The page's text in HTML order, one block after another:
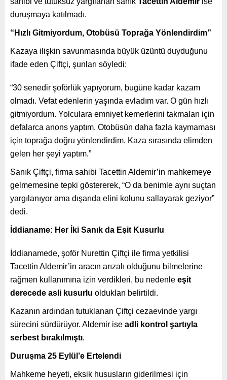
duruşmaya katılmadı.
“Hızlı Gitmiyordum, Otobüsü Toprağa Yönlendirdim”
Kazaya ilişkin savunmasında büyük üzüntü duyduğunu
ifade eden Çiftçi, şunları söyledi:
“30 senedir şoförlük yapıyorum, bugüne kadar kazam
olmadı. Vefat edenlerin yaşında evladım var. O gün hızlı
gitmiyordum. Yolculara emniyet kemerlerini takmaları için
defalarca anons yaptım. Otobüsün daha fazla kaymaması
için toprağa doğru yönlendirdim. Kaza sırasında elimden
gelen her şeyi yaptım.”
Sanık Çiftçi, firma sahibi Tacettin Aldemir’in mahkemeye
gelmemesine tepki göstererek, “O da benimle aynı suçtan
yargılanıyor ama dışarıda elini kolunu sallayarak geziyor”
dedi.
İddianame: Her İki Sanık da Eşit Kusurlu
İddianamede, şoför Nurettin Çiftçi ile firma yetkilisi
Tacettin Aldemir’in aracın arızalı olduğunu bilmelerine
rağmen kullanımına izin verdikleri, bu nedenle eşit
derecede asli kusurlu oldukları belirtildi.
Kazanın ardından tutuklanan Çiftçi cezaevinde yargı
sürecini sürdürüyor. Aldemir ise adli kontrol şartıyla
serbest bırakılmıştı.
Duruşma 25 Eylül’e Ertelendi
Mahkeme heyeti, eksik hususların giderilmesi için